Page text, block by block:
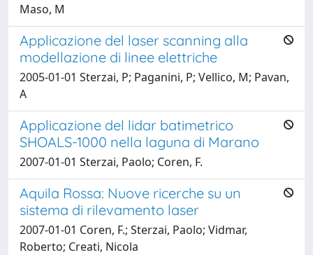
Maso, M
Applicazione del laser scanning alla
modellazione di linee elettriche
2005-01-01 Sterzai, P; Paganini, P; Vellico, M; Pavan,
A
Applicazione del lidar batimetrico
SHOALS-1000 nella laguna di Marano
2007-01-01 Sterzai, Paolo; Coren, F.
Aquila Rossa: Nuove ricerche su un
sistema di rilevamento laser
2007-01-01 Coren, F.; Sterzai, Paolo; Vidmar,
Roberto; Creati, Nicola